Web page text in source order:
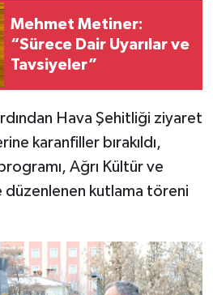
Mehmet Metiner:
“Sürece Dair Uyarılar ve
Tavsiyeler”
Hava Şehitliği ziyaret
karanfiller bırakıldı,
Ağrı Kültür ve
düzenlenen kutlama töreni